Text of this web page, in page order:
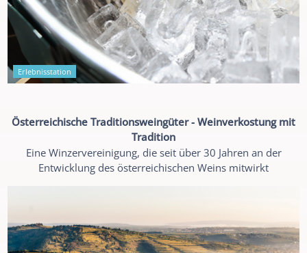
Erlebnisstation
Österreichische Traditionsweingüter - Weinverkostung mit
Tradition
Eine Winzervereinigung, die seit über 30 Jahren an der
Entwicklung des österreichischen Weins mitwirkt